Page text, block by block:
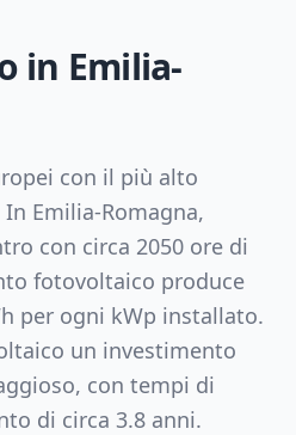
in Emilia-
con il più alto
In Emilia-Romagna,
con circa 2050 ore di
fotovoltaico produce
per ogni kWp installato.
un investimento
con tempi di
di circa 3.8 anni.